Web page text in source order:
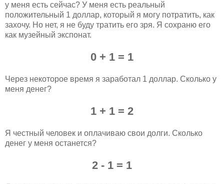
у меня есть сейчас? У меня есть реальный
положительный 1 доллар, который я могу потратить, как
захочу. Но нет, я не буду тратить его зря. Я сохраню его
как музейный экспонат.
0 + 1 = 1
Через некоторое время я заработал 1 доллар. Сколько у
меня денег?
1 + 1 = 2
Я честный человек и оплачиваю свои долги. Сколько
денег у меня останется?
2 - 1 = 1